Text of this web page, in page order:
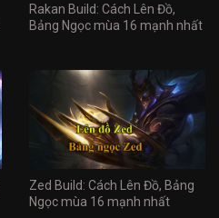
Rakan Build: Cách Lên Đồ,
Bảng Ngọc mùa 16 mạnh nhất
Zed Build: Cách Lên Đồ, Bảng
Ngọc mùa 16 mạnh nhất